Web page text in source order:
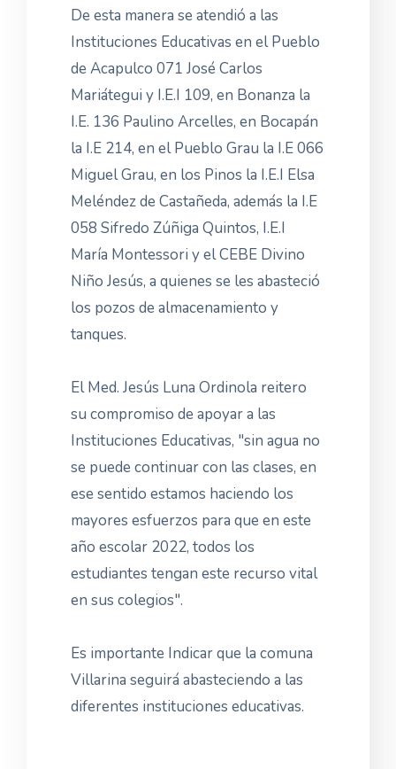
De esta manera se atendió a las
Instituciones Educativas en el Pueblo
de Acapulco 071 José Carlos
Mariátegui y I.E.I 109, en Bonanza la
I.E. 136 Paulino Arcelles, en Bocapán
la I.E 214, en el Pueblo Grau la I.E 066
Miguel Grau, en los Pinos la I.E.I Elsa
Meléndez de Castañeda, además la I.E
058 Sifredo Zúñiga Quintos, I.E.I
María Montessori y el CEBE Divino
Niño Jesús, a quienes se les abasteció
los pozos de almacenamiento y
tanques.
El Med. Jesús Luna Ordinola reitero
su compromiso de apoyar a las
Instituciones Educativas, "sin agua no
se puede continuar con las clases, en
ese sentido estamos haciendo los
mayores esfuerzos para que en este
año escolar 2022, todos los
estudiantes tengan este recurso vital
en sus colegios".
Es importante Indicar que la comuna
Villarina seguirá abasteciendo a las
diferentes instituciones educativas.